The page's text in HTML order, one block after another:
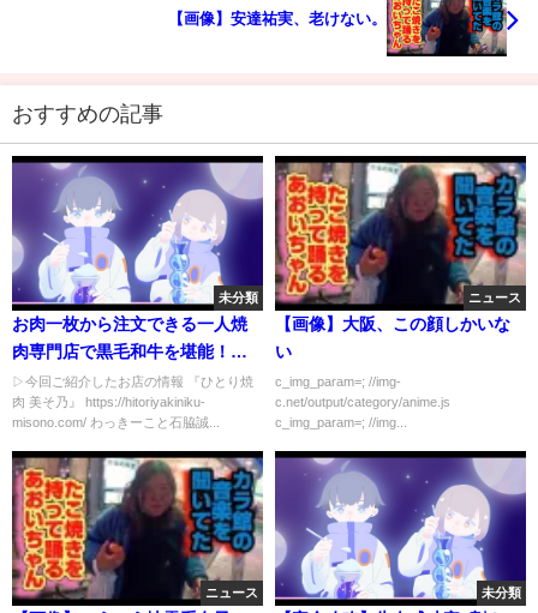
【画像】安達祐実、老けない。
おすすめの記事
未分類
お肉一枚から注文できる一人焼
肉専門店で黒毛和牛を堪能！
【ひとり焼肉 美そ乃 /東京】
▷今回ご紹介したお店の情報 『ひとり焼
肉 美そ乃』 https://hitoriyakiniku-
misono.com/ わっきーこと石脇誠...
ニュース
【画像】大阪、この顔しかいな
い
c_img_param=; //img-
c.net/output/category/anime.js
c_img_param=; //img...
ニュース 未分類